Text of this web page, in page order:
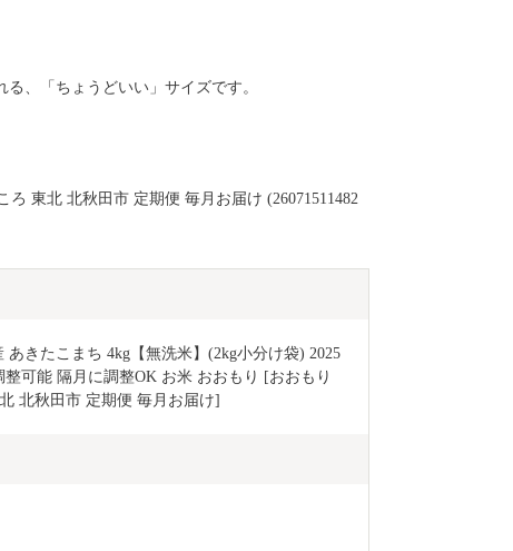
、「ちょうどいい」サイズです。
東北 北秋田市 定期便 毎月お届け (26071511482
きたこまち 4kg【無洗米】(2kg小分け袋) 2025
可能 隔月に調整OK お米 おおもり [おおもり
北秋田市 定期便 毎月お届け]